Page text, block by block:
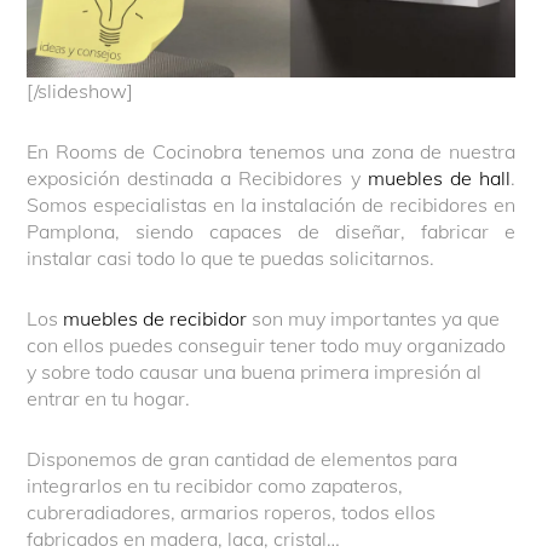
[/slideshow]
En Rooms de Cocinobra tenemos una zona de nuestra
exposición destinada a Recibidores y muebles de hall.
Somos especialistas en la instalación de recibidores en
Pamplona, siendo capaces de diseñar, fabricar e
instalar casi todo lo que te puedas solicitarnos.
Los muebles de recibidor son muy importantes ya que
con ellos puedes conseguir tener todo muy organizado
y sobre todo causar una buena primera impresión al
entrar en tu hogar.
Disponemos de gran cantidad de elementos para
integrarlos en tu recibidor como zapateros,
cubreradiadores, armarios roperos, todos ellos
fabricados en madera, laca, cristal…